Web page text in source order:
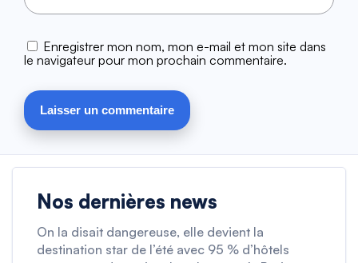
Enregistrer mon nom, mon e-mail et mon site dans
le navigateur pour mon prochain commentaire.
Nos dernières news
On la disait dangereuse, elle devient la
destination star de l’été avec 95 % d’hôtels